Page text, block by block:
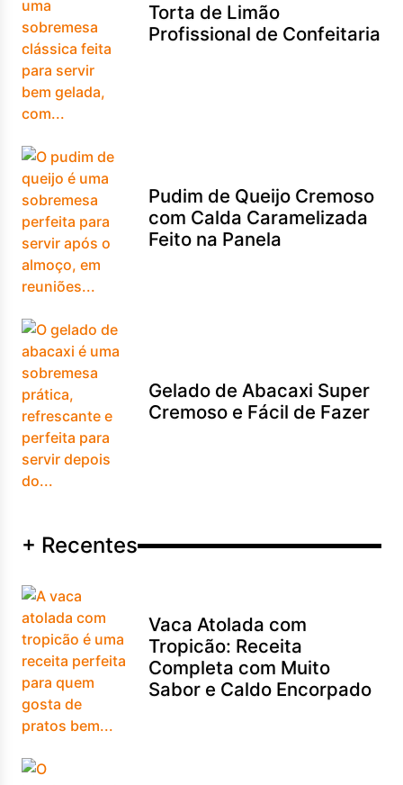
Torta de Limão
Profissional de Confeitaria
Pudim de Queijo Cremoso
com Calda Caramelizada
Feito na Panela
Gelado de Abacaxi Super
Cremoso e Fácil de Fazer
+ Recentes
Vaca Atolada com
Tropicão: Receita
Completa com Muito
Sabor e Caldo Encorpado